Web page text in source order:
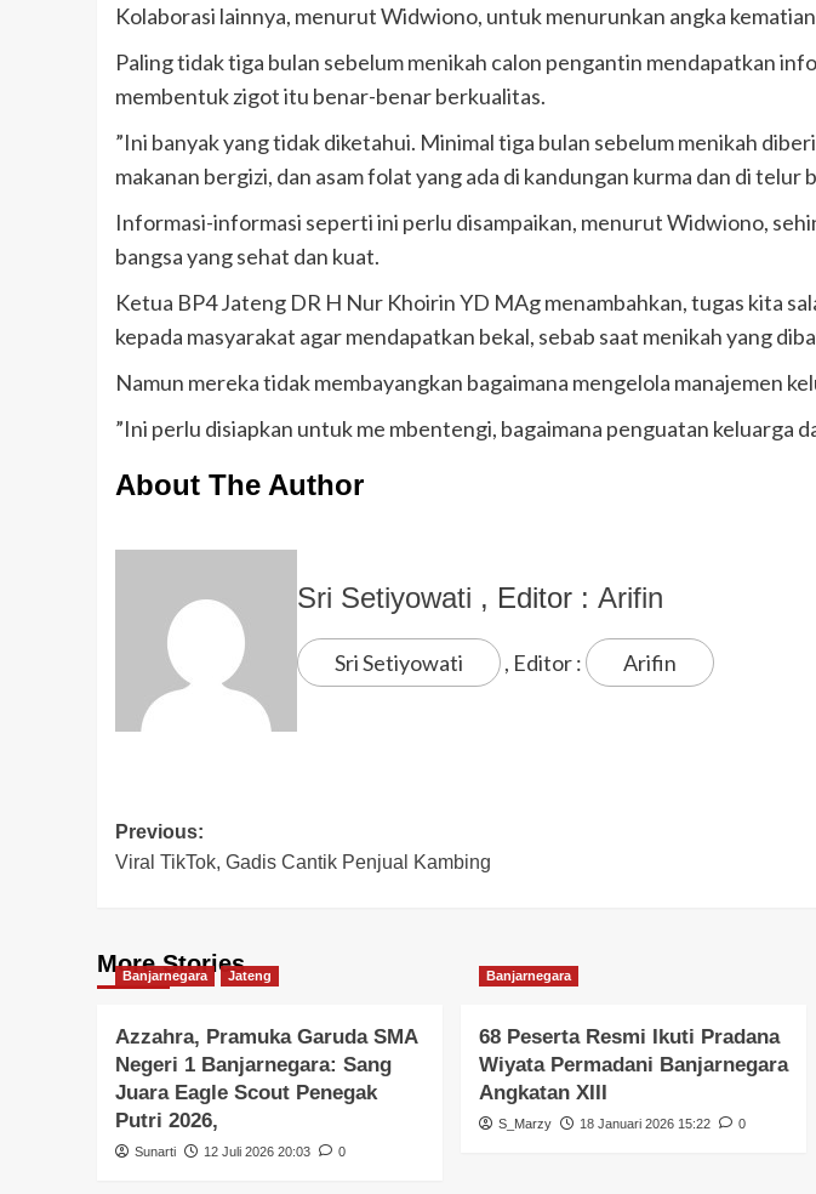
Kolaborasi lainnya, menurut Widwiono, untuk menurunkan angka
Paling tidak tiga bulan sebelum menikah calon pengantin mendapatkan
membentuk zigot itu benar-benar berkualitas.
”Ini banyak yang tidak diketahui. Minimal tiga bulan sebelum menikah
makanan bergizi, dan asam folat yang ada di kandungan kurma dan di telur
Informasi-informasi seperti ini perlu disampaikan, menurut Widwiono,
bangsa yang sehat dan kuat.
Ketua BP4 Jateng DR H Nur Khoirin YD MAg menambahkan, tugas kita
kepada masyarakat agar mendapatkan bekal, sebab saat menikah yang
Namun mereka tidak membayangkan bagaimana mengelola manajemen
”Ini perlu disiapkan untuk me mbentengi, bagaimana penguatan keluarga
About The Author
Sri Setiyowati , Editor : Arifin
Sri Setiyowati , Editor : Arifin
Previous:
Viral TikTok, Gadis Cantik Penjual Kambing
More Stories
Banjarnegara Jateng
Azzahra, Pramuka Garuda SMA
Negeri 1 Banjarnegara: Sang
Juara Eagle Scout Penegak
Putri 2026,
Sunarti 12 Juli 2026 20:03 0
Banjarnegara
68 Peserta Resmi Ikuti Pradana
Wiyata Permadani Banjarnegara
Angkatan XIII
S_Marzy 18 Januari 2026 15:22 0